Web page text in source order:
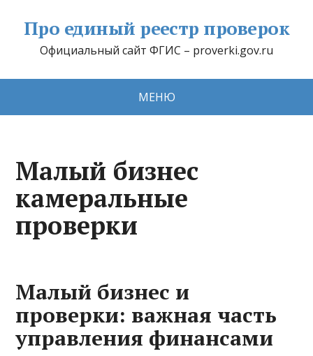
Про единый реестр проверок
Официальный сайт ФГИС – proverki.gov.ru
МЕНЮ
Малый бизнес
камеральные
проверки
Малый бизнес и
проверки: важная часть
управления финансами